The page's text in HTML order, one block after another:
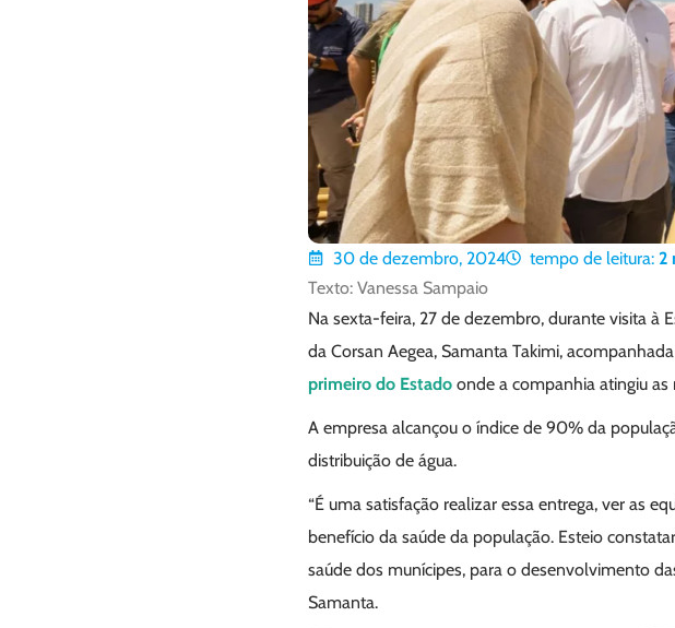
30 de dezembro, 2024 tempo de leitura: 2
Texto: Vanessa Sampaio
Na sexta-feira, 27 de dezembro, durante visita à
da Corsan Aegea, Samanta Takimi,
primeiro do Estado onde a companhia atingiu
A empresa alcançou o índice de 90% da
distribuição de água.
“É uma satisfação realizar essa entrega, ver as
benefício da saúde da população. Esteio
saúde dos munícipes, para o desenvolvimento
Samanta.